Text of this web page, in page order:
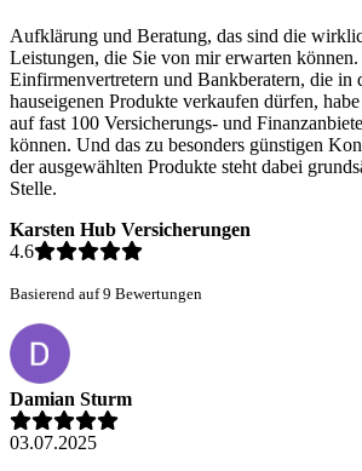
Aufklärung und Beratung, das sind die
Leistungen, die Sie von mir erwarten
Einfirmenvertretern und Bankberatern, die in
hauseigenen Produkte verkaufen dürfen,
auf fast 100 Versicherungs- und
können. Und das zu besonders günstigen
der ausgewählten Produkte steht dabei
Stelle.
Karsten Hub Versicherungen
4.6
Basierend auf 9 Bewertungen
Damian Sturm
03.07.2025